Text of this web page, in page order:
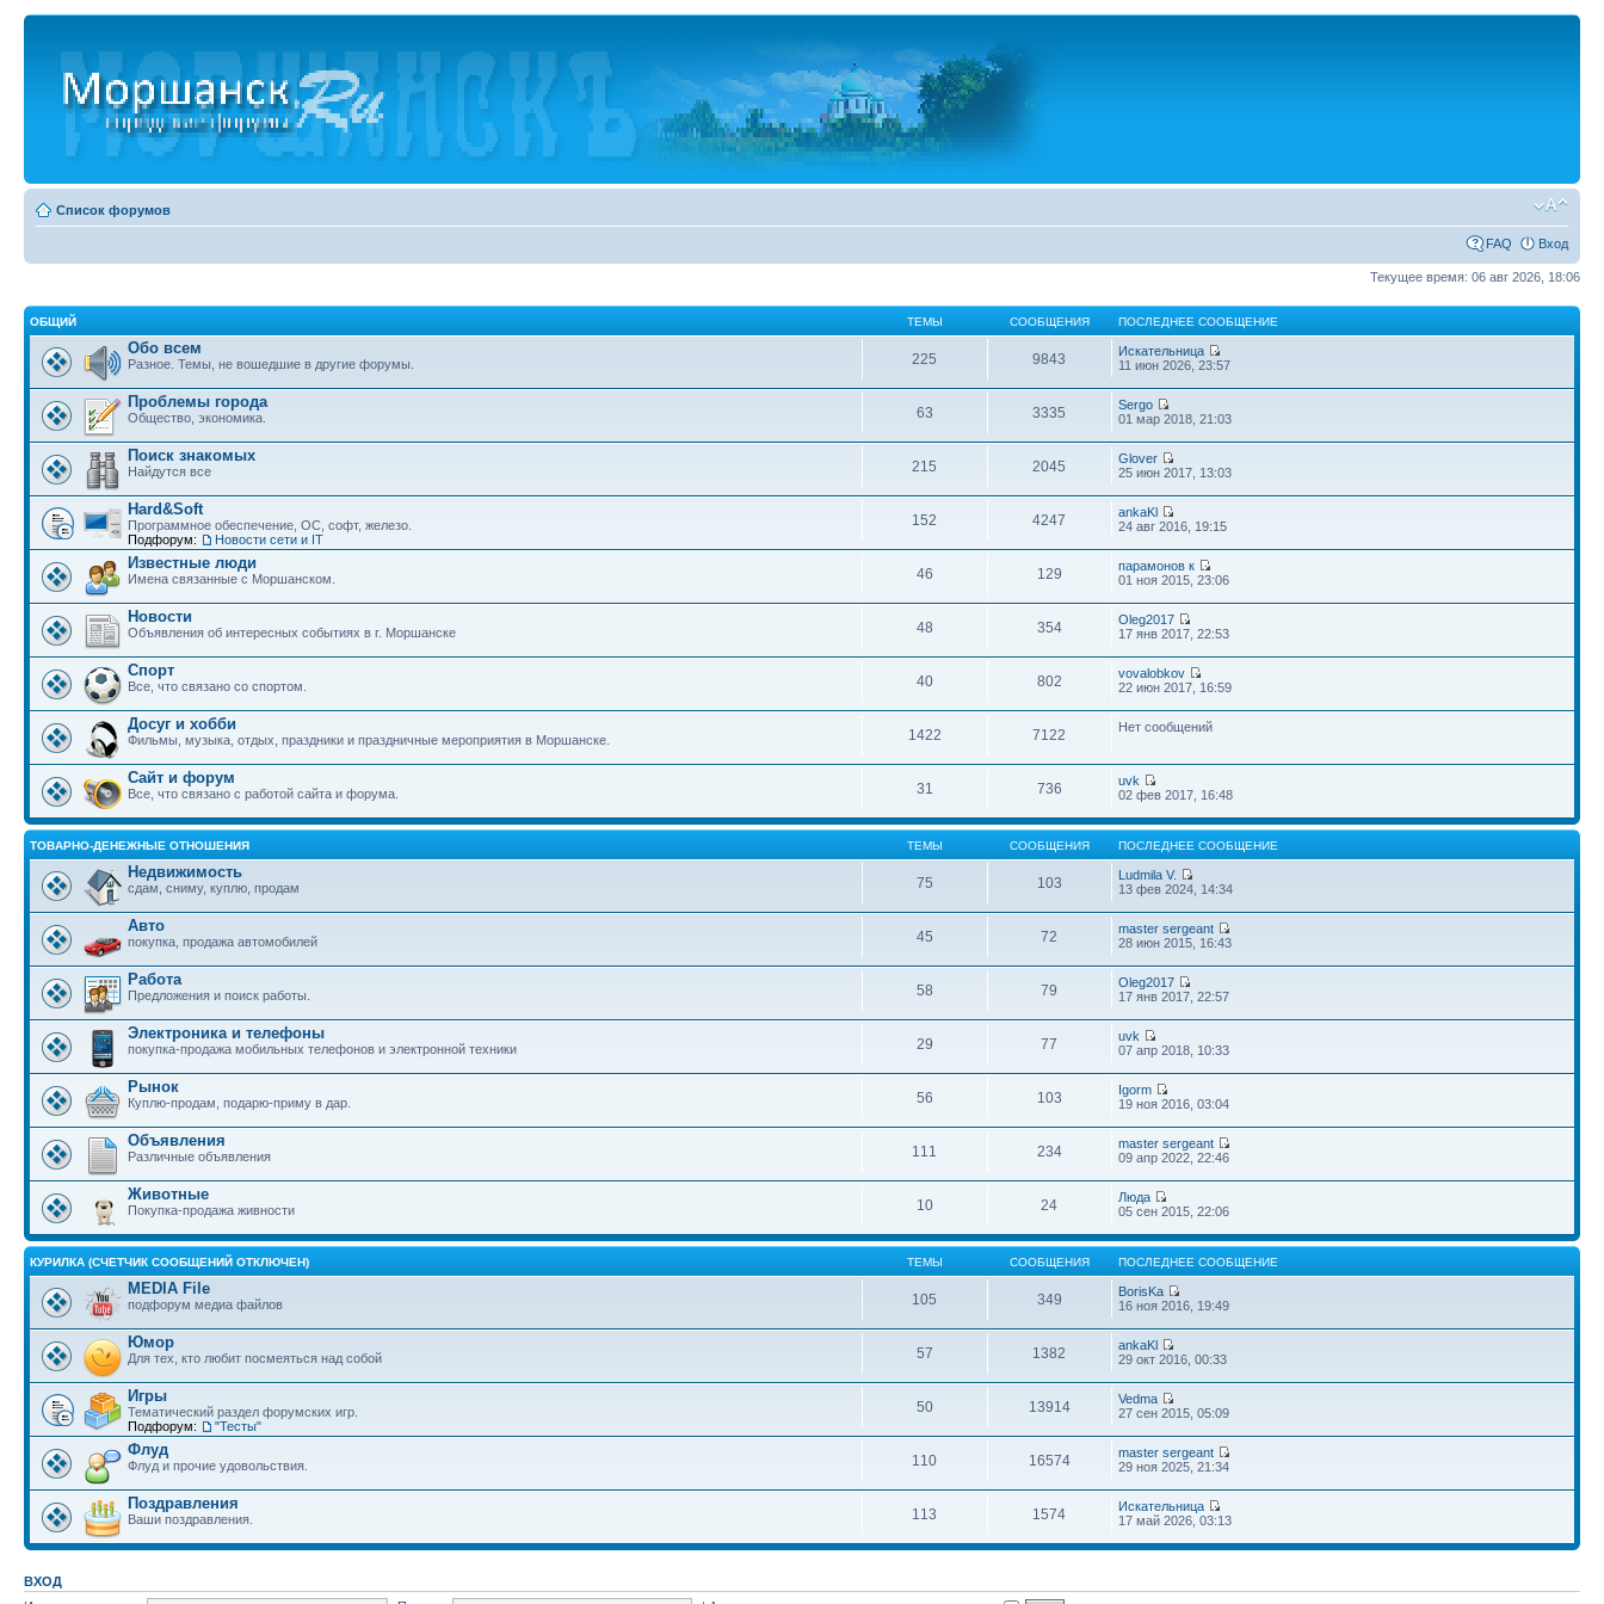
Список форумов
FAQ Вход
Текущее время: 06 авг 2026, 18:06
ОБЩИЙ ТЕМЫ СООБЩЕНИЯ ПОСЛЕДНЕЕ СООБЩЕНИЕ
Обо всем
Разное. Темы, не вошедшие в другие форумы. 225 9843
Искательница
11 июн 2026, 23:57
Проблемы города
Общество, экономика. 63 3335
Sergo
01 мар 2018, 21:03
Поиск знакомых
Найдутся все 215 2045
Glover
25 июн 2017, 13:03
Hard&Soft
Программное обеспечение, ОС, софт, железо.
Подфорум:
Новости сети и IT
152 4247
ankaKl
24 авг 2016, 19:15
Известные люди
Имена связанные с Моршанском. 46 129
парамонов к
01 ноя 2015, 23:06
Новости
Объявления об интересных событиях в г. Моршанске 48 354
Oleg2017
17 янв 2017, 22:53
Спорт
Все, что связано со спортом. 40 802
vovalobkov
22 июн 2017, 16:59
Досуг и хобби
Фильмы, музыка, отдых, праздники и праздничные мероприятия в Моршанске. 1422 7122 Нет сообщений
Сайт и форум
Все, что связано с работой сайта и форума. 31 736
uvk
02 фев 2017, 16:48
ТОВАРНО-ДЕНЕЖНЫЕ ОТНОШЕНИЯ ТЕМЫ СООБЩЕНИЯ ПОСЛЕДНЕЕ СООБЩЕНИЕ
Недвижимость
сдам, сниму, куплю, продам 75 103
Ludmila V.
13 фев 2024, 14:34
Авто
покупка, продажа автомобилей 45 72
master sergeant
28 июн 2015, 16:43
Работа
Предложения и поиск работы. 58 79
Oleg2017
17 янв 2017, 22:57
Электроника и телефоны
покупка-продажа мобильных телефонов и электронной техники 29 77
uvk
07 апр 2018, 10:33
Рынок
Куплю-продам, подарю-приму в дар. 56 103
Igorm
19 ноя 2016, 03:04
Объявления
Различные объявления 111 234
master sergeant
09 апр 2022, 22:46
Животные
Покупка-продажа живности 10 24
Люда
05 сен 2015, 22:06
КУРИЛКА (СЧЕТЧИК СООБЩЕНИЙ ОТКЛЮЧЕН) ТЕМЫ СООБЩЕНИЯ ПОСЛЕДНЕЕ СООБЩЕНИЕ
MEDIA File
подфорум медиа файлов 105 349
BorisKa
16 ноя 2016, 19:49
Юмор
Для тех, кто любит посмеяться над собой 57 1382
ankaKl
29 окт 2016, 00:33
Игры
Тематический раздел форумских игр.
Подфорум:
"Тесты"
50 13914
Vedma
27 сен 2015, 05:09
Флуд
Флуд и прочие удовольствия. 110 16574
master sergeant
29 ноя 2025, 21:34
Поздравления
Ваши поздравления. 113 1574
Искательница
17 май 2026, 03:13
ВХОД